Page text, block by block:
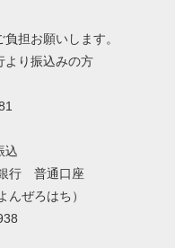
担お願いします。
より振込みの方
込
行 普通口座
んぜろはち）